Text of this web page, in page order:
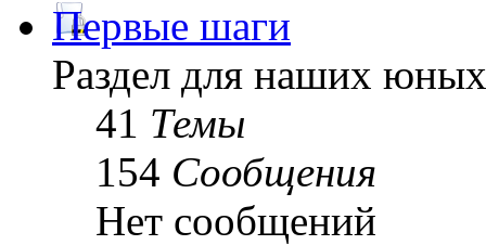
Первые шаги
Раздел для наших
41 Темы
154 Сообщения
Нет сообщений